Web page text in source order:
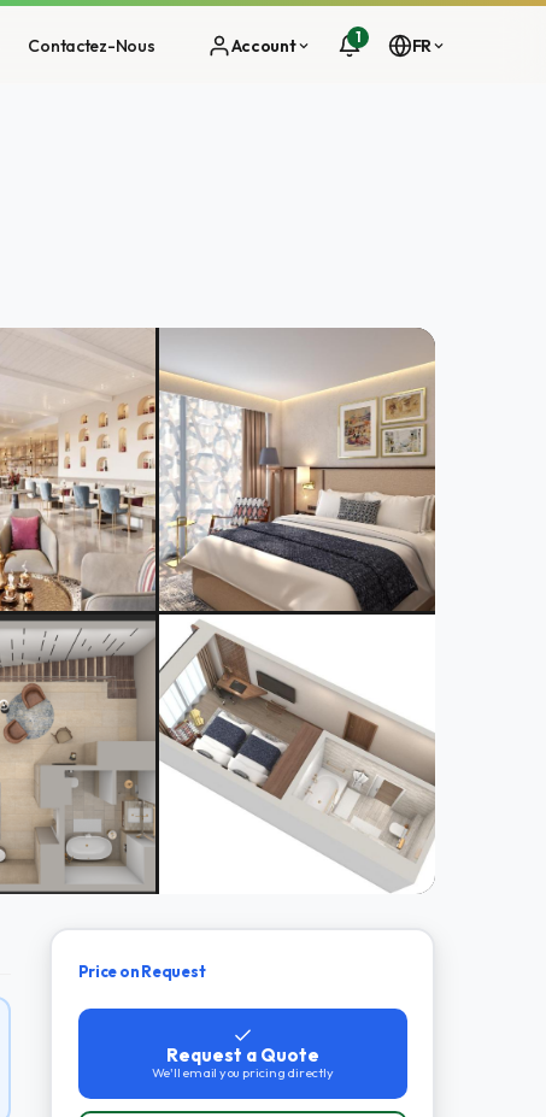
Contactez-Nous Account 1 FR
Price on Request
Request a Quote
We'll email you pricing directly